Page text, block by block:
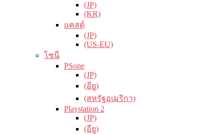
(JP)
(KR)
แคสต์
(JP)
(US-EU)
โซนี่
PSone
(JP)
(อียู)
(สหรัฐอเมริกา)
Playstation 2
(JP)
(อียู)